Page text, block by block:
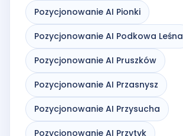
Pozycjonowanie AI Pionki
Pozycjonowanie AI Podkowa Leśna
Pozycjonowanie AI Pruszków
Pozycjonowanie AI Przasnysz
Pozycjonowanie AI Przysucha
Pozycjonowanie AI Przytyk